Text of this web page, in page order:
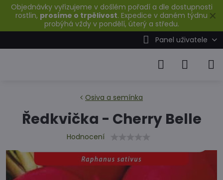
✕
Objednávky vyřizujeme v došlém pořadí a dle dostupnosti
rostlin, prosíme o trpělivost. Expedice v daném týdnu
probýhá vždy v pondělí, úterý a středu.
Panel uživatele
Osiva a semínka
Ředkvička - Cherry Belle
Hodnocení